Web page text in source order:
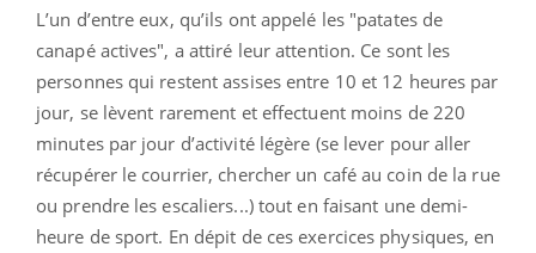
L’un d’entre eux, qu’ils ont appelé les "patates de
canapé actives", a attiré leur attention. Ce sont les
personnes qui restent assises entre 10 et 12 heures par
jour, se lèvent rarement et effectuent moins de 220
minutes par jour d’activité légère (se lever pour aller
récupérer le courrier, chercher un café au coin de la rue
ou prendre les escaliers...) tout en faisant une demi-
heure de sport. En dépit de ces exercices physiques, en